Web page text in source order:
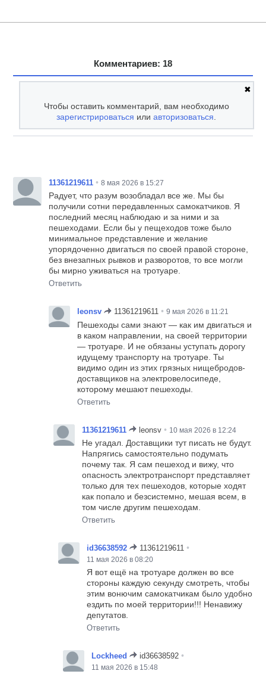
Комментариев: 18
✖
Чтобы оставить комментарий, вам необходимо
зарегистрироваться илиавторизоваться.
11361219611 • 8 мая 2026 в 15:27
Радует, что разум возобладал все же. Мы бы
получили сотни передавленных самокатчиков. Я
последний месяц наблюдаю и за ними и за
пешеходами. Если бы у пещеходов тоже было
минимальное представление и желание
упорядоченно двигаться по своей правой стороне,
без внезапных рывков и разворотов, то все могли
бы мирно уживаться на тротуаре.
Ответить
leonsv 11361219611 • 9 мая 2026 в 11:21
Пешеходы сами знают — как им двигаться и
в каком направлении, на своей территории
— тротуаре. И не обязаны уступать дорогу
идущему транспорту на тротуаре. Ты
видимо один из этих грязных нищeбрoдoв-
доставщиков на электровелосипеде,
которому мешают пешеходы.
Ответить
11361219611 leonsv • 10 мая 2026 в 12:24
Не угадал. Доставщики тут писать не будут.
Напрягись самостоятельно подумать
почему так. Я сам пешеход и вижу, что
опасность электротранспорт представляет
только для тех пешеходов, которые ходят
как попало и безсистемно, мешая всем, в
том числе другим пешеходам.
Ответить
id36638592 11361219611 •
11 мая 2026 в 08:20
Я вот ещё на тротуаре должен во все
стороны каждую секунду смотреть, чтобы
этим вонючим самокатчикам было удобно
ездить по моей территории!!! Ненавижу
депутатов.
Ответить
Lockheed id36638592 •
11 мая 2026 в 15:48